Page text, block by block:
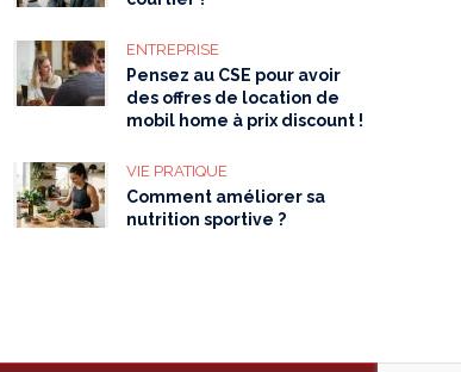
ENTREPRISE
Pensez au CSE pour avoir
des offres de location de
mobil home à prix discount !
VIE PRATIQUE
Comment améliorer sa
nutrition sportive ?